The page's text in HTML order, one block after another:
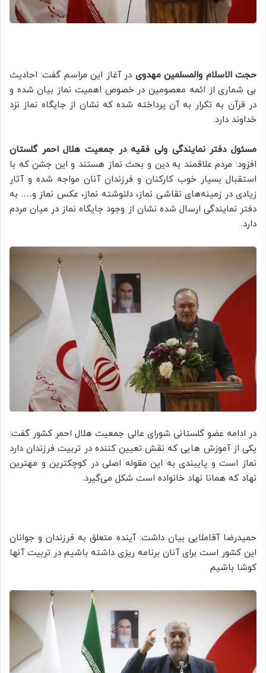
حجت الاسلام والمسلمین مهدوی در آغاز این مراسم گفت: احادیث
بی شماری از ائمه معصومین در خصوص اهمیت نماز بیان شده و
در قرآن به تکرار به آن پرداخته شده که نشان از جایگاه نماز نزد
خداوند دارد.
مسئول دفتر نمایندگی ولی فقیه در جمعیت هلال احمر گلستان
افزود: مردم علاقمند به دین و بحث نماز هستند و این جشن که با
استقبال بسیار خوب کارکنان و فرزندان آنان مواجه شده و آثار
زیادی در زمینه‌های نقاشی نماز، دلنوشته نماز، عکس نماز و…. به
دفتر نمایندگی ارسال شده نشان از وجود جایگاه نماز در میان مردم
دارد.
در ادامه عضو گلستانی شورای عالی جمعیت هلال احمر کشور گفت:
یکی از آموزش هایی که نقش تعیین کننده در تربیت فرزندان دارد
نماز است و پایبندی به این مقوله اصلی در کوچکترین و مهترین
نهاد که همانا نهاد خانواده است شکل می‌گیرد.
حمیدرضا آقاملایی بیان داشت: آینده متعلق به فرزندان و جوانان
این کشور است برای آنان برنامه ریزی داشته باشیم در تربیت آنها
کوشا باشیم.